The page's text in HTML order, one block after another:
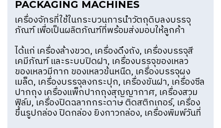
PACKAGING MACHINES
เครื่องจักรที่ใช้ในกระบวนการนำวัตถุดิบลงบรรจุ
ภัณฑ์ เพื่อเป็นผลิตภัณฑ์ที่พร้อมส่งมอบให้ลูกค้า
ได้แก่ เครื่องล้างขวด, เครื่องดึงถัง, เครื่องบรรจุสี
เคมีภัณฑ์ และระบบปิดฝา, เครื่องบรรจุของเหลว
ของเหลวมีกาก ของเหลวข้นหนืด, เครื่องบรรจุผง
เมล็ด, เครื่องบรรจุลงกระปุก, เครื่องขันฝา, เครื่องซีล
ปากถุง เครื่องแพ็กปากถุงสุญญากาศ, เครื่องสวม
ฟิล์ม, เครื่องปิดฉลากกระดาษ ติดสติกเกอร์, เครื่อง
ขึ้นรูปกล่อง ปิดกล่อง ยิงกาวกล่อง, เครื่องพิมพ์วันที่